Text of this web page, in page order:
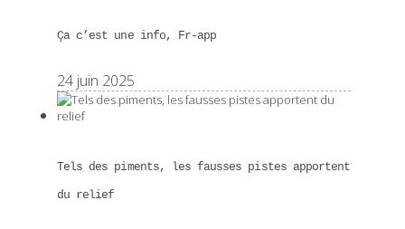
Ça c’est une info, Fr-app
24 juin 2025
Tels des piments, les fausses pistes apportent
du relief